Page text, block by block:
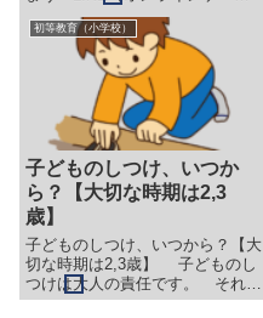
ム）いじめ」。「自分の子どもは
大丈夫」と油断していませんか？
今回は小学校で実際に発生した
「LINE」と「Fortnite（フォート
ナイト）」で発生した人間関係の
トラブルを元に、トラブルが起き
た原因とフィルタリングついて紹
介します。
初等教育（小学校）
子どものしつけ、いつか
ら？【大切な時期は2,3
歳】
子どものしつけ、いつから？【大
切な時期は2,3歳】 子どものし
つけは大人の責任です。 それを
疑うことができません。 しか